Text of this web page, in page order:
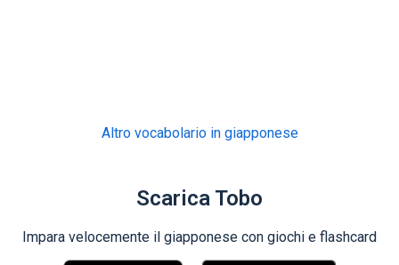
Altro vocabolario in giapponese
Scarica Tobo
Impara velocemente il giapponese con giochi e flashcard